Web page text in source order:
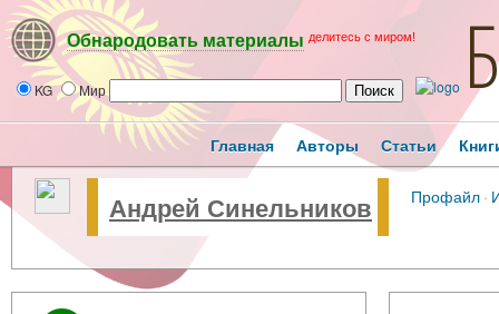
Обнародовать материалы делитесь с миром!
KG Мир
Главная Авторы Статьи
Андрей Синельников Профайл·